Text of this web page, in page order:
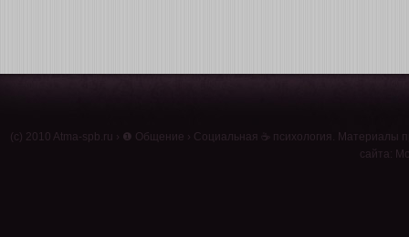
(c) 2010 Atma-spb.ru ❶ Общение Социальная ☕ психология . Материалы
сайта: